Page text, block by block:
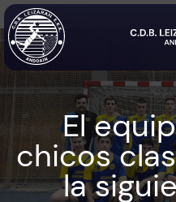
El
chicos
la